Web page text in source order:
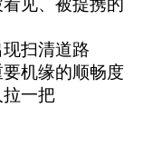
现扫清道路
要机缘的顺畅度
拉一把